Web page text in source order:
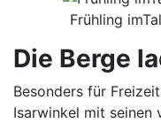
Frühling
Die Berge
Besonders für
Isarwinkel mit